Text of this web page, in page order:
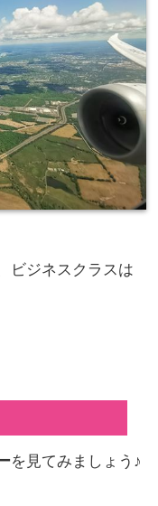
ビジネスクラスは
を見てみましょう♪